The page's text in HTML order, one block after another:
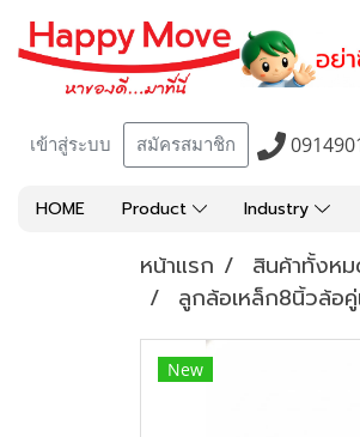
เข้าสู่ระบบ สมัครสมาชิก
HOME Product Industry
หน้าแรก สินค้าทั้งห
ลูกล้อเหล็ก8นิ้วล้อ
New